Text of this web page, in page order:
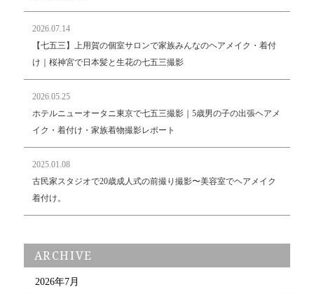
2026.07.14
【七五三】上用賀の個室サロンで家族みんなのヘアメイク・着付
け｜桜神宮で日本髪と生花の七五三撮影
2026.05.25
ホテルニューオータニ東京で七五三撮影｜5歳男の子の出張ヘアメ
イク・着付け・家族着物撮影レポート
2025.01.08
古民家スタジオで20歳成人式の前撮り撮影〜美容室でヘアメイク
着付け。
ARCHIVE
2026年7月